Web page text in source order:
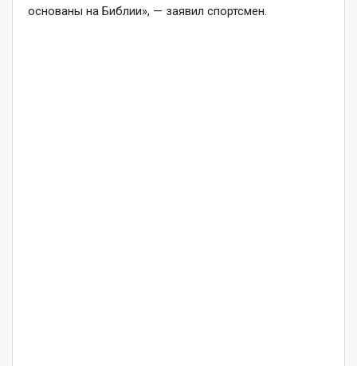
основаны на Библии», — заявил спортсмен.